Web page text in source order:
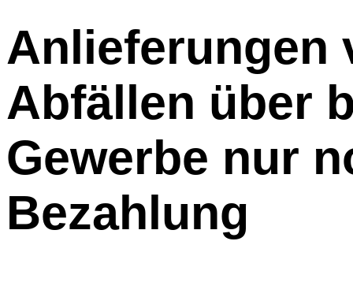
Anlieferungen
Abfällen über
Gewerbe nur
Bezahlung